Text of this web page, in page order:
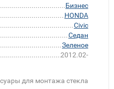
Бизнес
HONDA
Civic
Седан
Зеленое
2012.02-
для монтажа стекла